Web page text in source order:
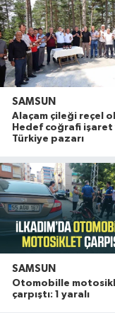
SAMSUN
Alaçam çileği reçel
Hedef coğrafi işaret
Türkiye pazarı
SAMSUN
Otomobille
çarpıştı: 1 yaralı